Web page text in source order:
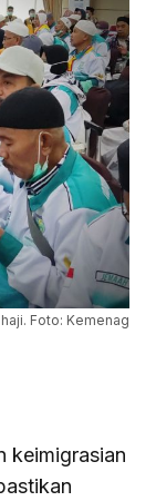
Foto: Kemenag
keimigrasian